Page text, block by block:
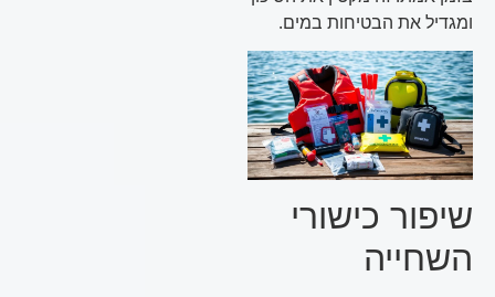
ומגדיל את הבטיחות במים.
שיפור כישורי
השחייה